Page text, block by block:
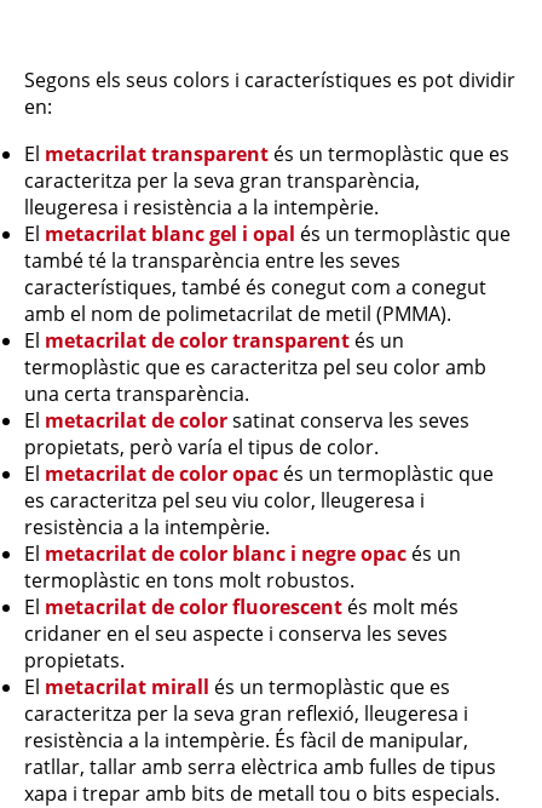
​​Segons els seus colors i característiques es pot dividir
en:
El metacrilat transparent és un termoplàstic que es
caracteritza per la seva gran transparència,
lleugeresa i resistència a la intempèrie.
El metacrilat blanc gel i opal és un termoplàstic que
també té la transparència entre les seves
característiques, també és conegut com a conegut
amb el nom de polimetacrilat de metil (PMMA).
El metacrilat de color transparent és un
termoplàstic que es caracteritza pel seu color amb
una certa transparència.
El metacrilat de colorsatinat conserva les seves
propietats, però varía el tipus de color.
El metacrilat de color opac és un termoplàstic que
es caracteritza pel seu viu color, lleugeresa i
resistència a la intempèrie.
El metacrilat de color blanc i negre opac és un
termoplàstic en tons molt robustos.
El metacrilat de color fluorescent és molt més
cridaner en el seu aspecte i conserva les seves
propietats.
El metacrilat mirall és un termoplàstic que es
caracteritza per la seva gran reflexió, lleugeresa i
resistència a la intempèrie. És fàcil de manipular,
ratllar, tallar amb serra elèctrica amb fulles de tipus
xapa i trepar amb bits de metall tou o bits especials.